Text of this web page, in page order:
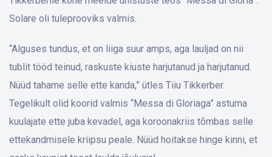
Solare oli tuleprooviks valmis.
“Alguses tundus, et on liiga suur amps, aga lauljad on nii
tublit tööd teinud, raskuste kiuste harjutanud ja harjutanud.
Nüüd tahame selle ette kanda,” ütles Tiiu Tikkerber.
Tegelikult olid koorid valmis “Messa di Gloriaga” astuma
kuulajate ette juba kevadel, aga koroonakriis tõmbas selle
ettekandmisele kriipsu peale. Nüüd hoitakse hinge kinni, et